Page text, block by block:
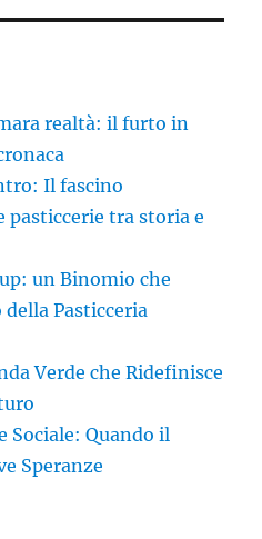
realtà: il furto in
Il fascino
tra storia e
un Binomio che
Pasticceria
Verde che Ridefinisce
Sociale: Quando il
Speranze